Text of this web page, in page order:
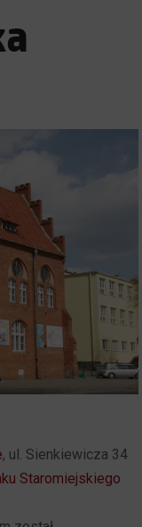
, ul. Sienkiewicza 34
Staromiejskiego